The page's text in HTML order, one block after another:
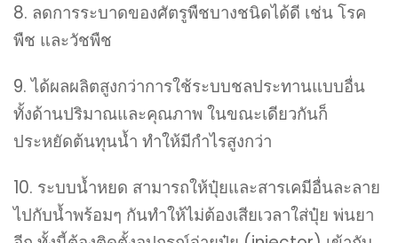
8. ลดการระบาดของศัตรูพืชบางชนิดได้ดี เช่น โรค
พืช และวัชพืช
9. ได้ผลผลิตสูงกว่าการใช้ระบบชลประทานแบบอื่น
ทั้งด้านปริมาณและคุณภาพ ในขณะเดียวกันก็
ประหยัดต้นทุนน้ำ ทำให้มีกำไรสูงกว่า
10. ระบบน้ำหยด สามารถให้ปุ๋ยและสารเคมีอื่นละลาย
ไปกับน้ำพร้อมๆ กันทำให้ไม่ต้องเสียเวลาใส่ปุ๋ย พ่นยา